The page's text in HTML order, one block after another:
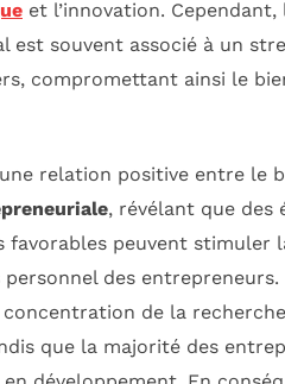
et l’innovation. Cependant,
est souvent associé à un
compromettant ainsi le
relation positive entre le
, révélant que des
favorables peuvent stimuler
des entrepreneurs.
de la
que la majorité des